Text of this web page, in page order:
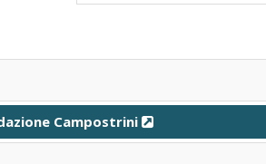
Campostrini